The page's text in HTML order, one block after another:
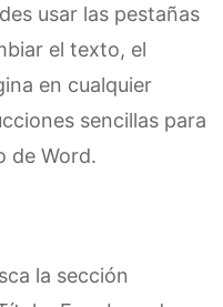
usar las pestañas
el texto, el
en cualquier
sencillas para
de Word.
la sección